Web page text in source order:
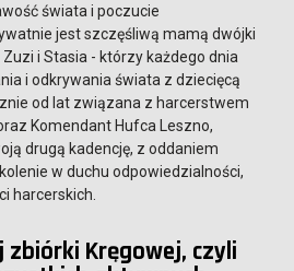
świata i poczucie
jest szczęśliwą mamą dwójki
i Stasia - którzy każdego dnia
i odkrywania świata z dziecięcą
od lat związana z harcerstwem
Komendant Hufca Leszno,
drugą kadencję, z oddaniem
w duchu odpowiedzialności,
harcerskich.
zbiórki Kręgowej, czyli